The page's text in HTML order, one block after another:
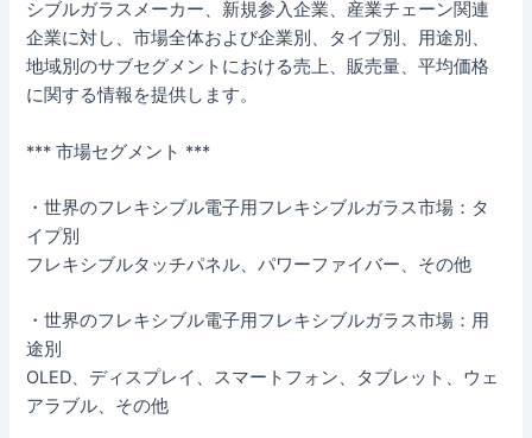
シブルガラスメーカー、新規参入企業、産業チェーン関連
企業に対し、市場全体および企業別、タイプ別、用途別、
地域別のサブセグメントにおける売上、販売量、平均価格
に関する情報を提供します。
*** 市場セグメント ***
・世界のフレキシブル電子用フレキシブルガラス市場：タ
イプ別
フレキシブルタッチパネル、パワーファイバー、その他
・世界のフレキシブル電子用フレキシブルガラス市場：用
途別
OLED、ディスプレイ、スマートフォン、タブレット、ウェ
アラブル、その他